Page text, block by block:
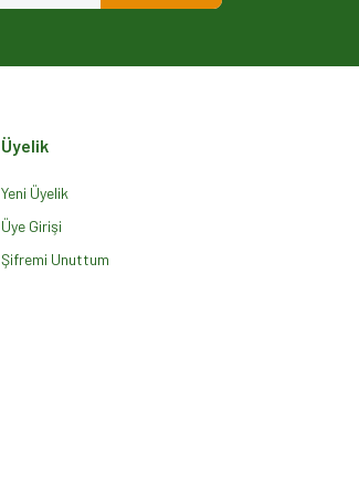
Üyelik
Yeni Üyelik
Üye Girişi
Şifremi Unuttum